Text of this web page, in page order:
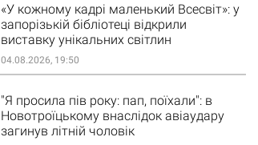
«У кожному кадрі маленький Всесвіт»: у
запорізькій бібліотеці відкрили
виставку унікальних світлин
04.08.2026, 19:50
"Я просила пів року: пап, поїхали": в
Новотроїцькому внаслідок авіаудару
загинув літній чоловік